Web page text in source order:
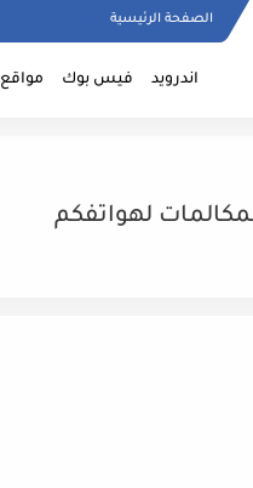
الصفحة الرئيسية
اندرويد فيس بوك مواقع